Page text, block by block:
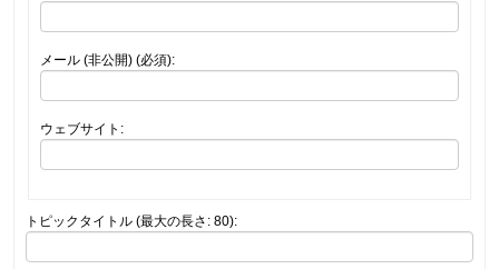
メール (非公開) (必須):
ウェブサイト:
トピックタイトル (最大の長さ: 80):